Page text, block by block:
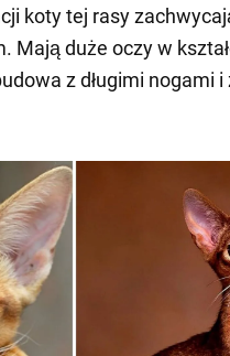
koty tej rasy
duże oczy w
z długimi nogami